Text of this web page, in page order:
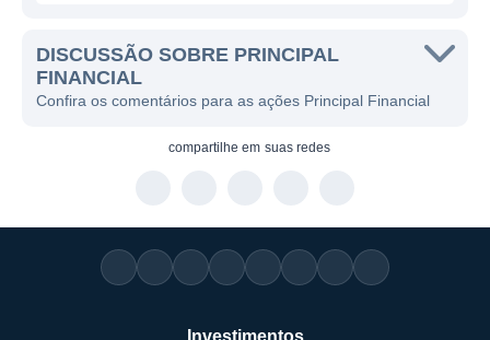
produtos de previdência. Isso permite à
Principal oferecer uma gama ampla de
produtos financeiros, ajustando-se às
do mundo, incluindo América do Norte,
que a torna uma verdadeira operadora global
DISCUSSÃO SOBRE PRINCIPAL
FINANCIAL
Confira os comentários para as ações Principal Financial
compartilhe em suas redes
Investimentos